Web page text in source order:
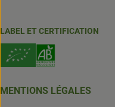
LABEL ET CERTIFICATION
MENTIONS LÉGALES